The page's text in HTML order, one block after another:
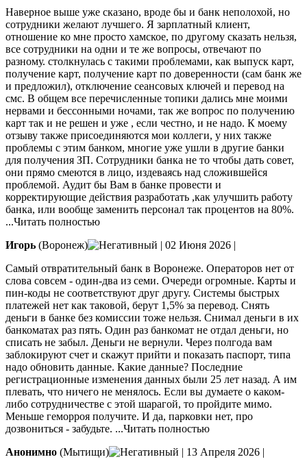
Наверное выше уже сказано, вроде бы и банк неполохой, но
сотрудники желают лучшего. Я зарплатный клиент,
отношение ко мне просто хамское, по другому сказать нельзя,
все сотрудники на одни и те же вопросы, отвечают по
разному. столкнулась с такими проблемами, как выпуск карт,
получение карт, получение карт по доверенности (сам банк же
и предложил), отключение сеансовых ключей и перевод на
смс. В общем все перечисленные топики дались мне моими
нервами и бессонными ночами, так же вопрос по получению
карт так и не решен и уже , если честно, и не надо. К моему
отзыву также присоединяются мои коллеги, у них также
проблемы с этим банком, многие уже ушли в другие банки
для получения ЗП. Сотрудники банка не то чтобы дать совет,
они прямо смеются в лицо, издеваясь над сложившейся
проблемой. Аудит бы Вам в банке провести и
корректирующие действия разработать ,как улучшить работу
банка, или вообще заменить персонал так процентов на 80%.
...Читать полностью
Игорь (Воронеж) | 02 Июня 2026 |
Самый отвратительный банк в Воронеже. Операторов нет от
слова совсем - один-два из семи. Очереди огромные. Карты и
пин-коды не соответствуют друг другу. Системы быстрых
платежей нет как таковой, берут 1,5% за перевод. Снять
деньги в банке без комиссии тоже нельзя. Снимал деньги в их
банкоматах раз пять. Один раз банкомат не отдал деньги, но
списать не забыл. Деньги не вернули. Через полгода вам
заблокируют счет и скажут прийти и показать паспорт, типа
надо обновить данные. Какие данные? Последние
регистрационные изменения данных были 25 лет назад. А им
плевать, что ничего не менялось. Если вы думаете о каком-
либо сотрудничестве с этой шарагой, то пройдите мимо.
Меньше геморроя получите. И да, парковки нет, про
дозвониться - забудьте. ...Читать полностью
Анонимно (Мытищи) | 13 Апреля 2026 |